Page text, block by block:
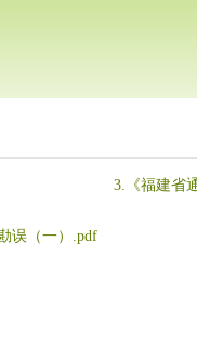
3.《福建省
误（一）.pdf